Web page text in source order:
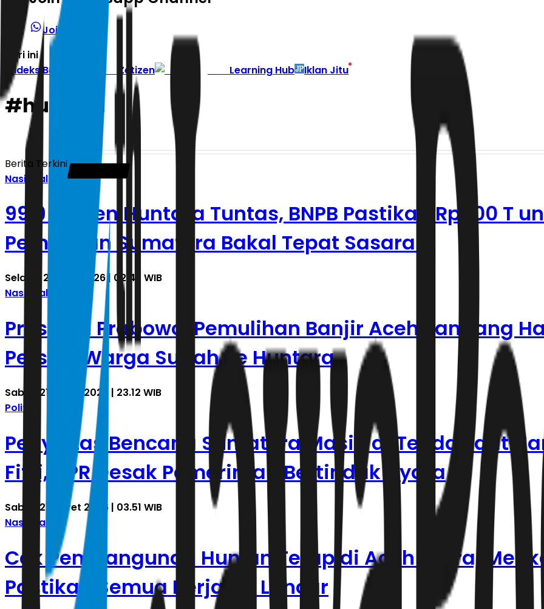
Join Channel
Hari ini
Indeks Berita Zetizen Learning Hub Iklan Jitu
#huntara
Berita Terkini
Nasional
99,9 Persen Huntara Tuntas, BNPB Pastikan Rp 100 T
Pemulihan Sumatera Bakal Tepat Sasaran
Selasa, 23 Juni 2026 | 02.45 WIB
Nasional
Presiden Prabowo: Pemulihan Banjir Aceh Tamiang
Persen, Warga Sudah ke Huntara
Sabtu, 21 Maret 2026 | 23.12 WIB
Politik
Penyintas Bencana Sumatera Masih di Tenda saat
Fitri, DPR Desak Pemerintah Bertindak Nyata
Sabtu, 21 Maret 2026 | 03.51 WIB
Nasional
Cek Pembangunan Hunian Tetap di Aceh Utara,
Pastikan Semua Berjalan Lancar